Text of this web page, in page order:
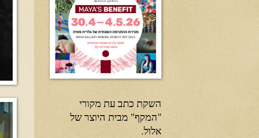
השקת כתב עת מקורי
"המקף" מבית היוצר של
אלול.